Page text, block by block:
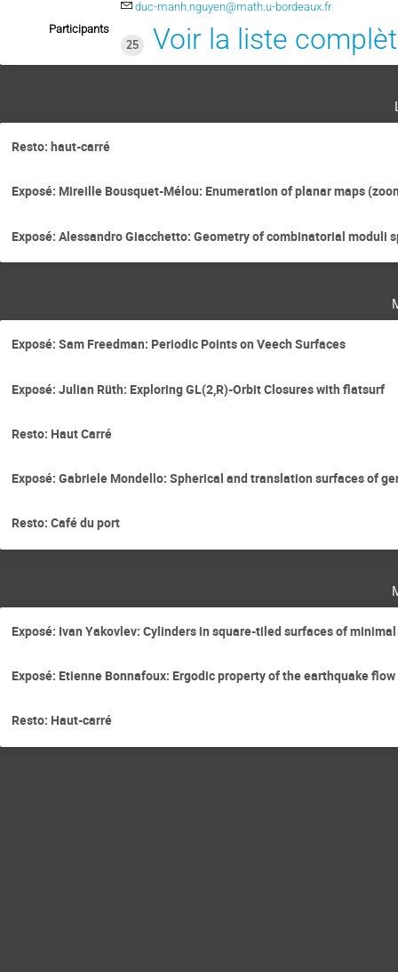
duc-manh.nguyen@math.u-bordeaux.fr
Participants
25
Voir la liste
Resto: haut-carré
Exposé: Mireille Bousquet-Mélou: Enumeration of planar maps
Exposé: Alessandro Giacchetto: Geometry of combinatorial moduli
Exposé: Sam Freedman: Periodic Points on Veech Surfaces
Exposé: Julian Rüth: Exploring GL(2,R)-Orbit Closures with flatsurf
Resto: Haut Carré
Exposé: Gabriele Mondello: Spherical and translation surfaces of
Resto: Café du port
Exposé: Ivan Yakovlev: Cylinders in square-tiled surfaces of
Exposé: Etienne Bonnafoux: Ergodic property of the earthquake
Resto: Haut-carré